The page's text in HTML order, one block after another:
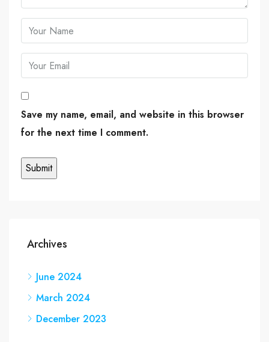
Save my name, email, and website in this browser
for the next time I comment.
Archives
June 2024
March 2024
December 2023